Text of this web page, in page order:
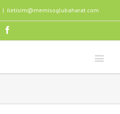
| iletisim@memisoglubaharat.com